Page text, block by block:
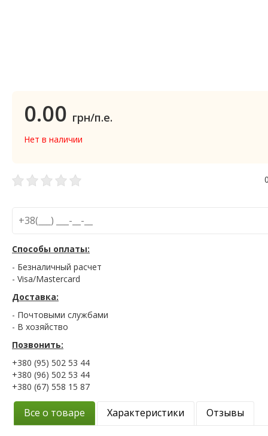
0.00 грн/п.е.
Нет в наличии
Способы оплаты:
- Безналичный расчет
- Visa/Mastercard
Доставка:
- Почтовыми службами
- В хозяйство
Позвонить:
+380 (95) 502 53 44
+380 (96) 502 53 44
+380 (67) 558 15 87
Все о товаре Характеристики Отзывы